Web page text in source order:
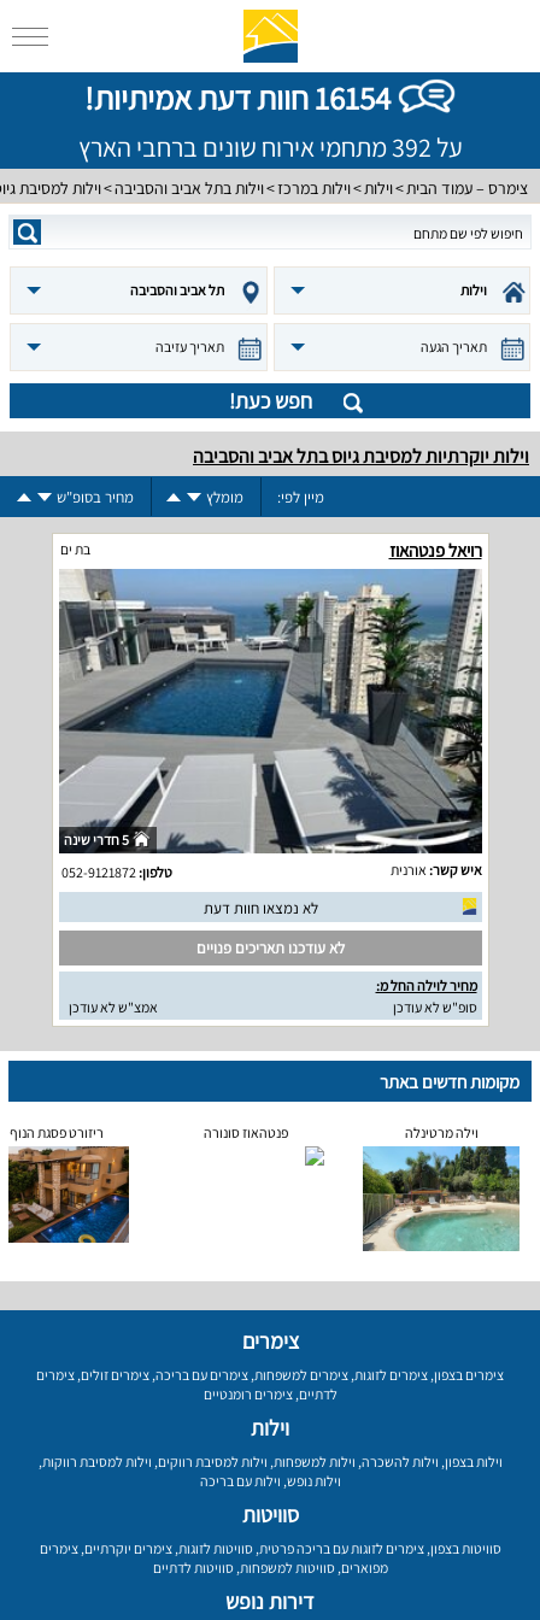
16154 חוות דעת אמיתיות!
על 392 מתחמי אירוח שונים ברחבי הארץ
צימרס – עמוד הבית וילות וילות במרכז וילות בתל אביב והסביבה וילות למסיבת
וילות תל אביב והסביבה
תאריך הגעה תאריך עזיבה
חפש כעת!
וילות יוקרתיות למסיבת גיוס בתל אביב והסביבה
מיין לפי: מומלץ מחיר בסופ"ש
רויאל פנטהאוז בת ים
5 חדרי שינה
איש קשר: אורנית טלפון:
לא נמצאו חוות דעת
לא עודכנו תאריכים פנויים
מחיר לוילה החל מ:
סופ"ש לא עודכן
אמצ"ש לא עודכן
מקומות חדשים באתר
וילה מרטינלה פנטהאוז סונורה ריזורט פסגת הנוף
צימרים
צימרים בצפון, צימרים לזוגות, צימרים למשפחות, צימרים עם בריכה, צימרים זולים, צימרים
לדתיים,צימרים רומנטיים
וילות
וילות בצפון, וילות להשכרה, וילות למשפחות, וילות למסיבת רווקים, וילות למסיבת רווקות,
וילות נופש, וילות עם בריכה
סוויטות
סוויטות בצפון,צימרים לזוגות עם בריכה פרטית,סוויטות לזוגות,צימרים יוקרתיים,צימרים
מפוארים,סוויטות למשפחות,סוויטות לדתיים
דירות נופש